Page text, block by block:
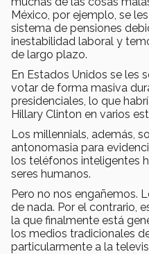
México, por ejemplo, se
sistema de pensiones
inestabilidad laboral y
de largo plazo.
En Estados Unidos se les
votar de forma masiva
presidenciales, lo que
Hillary Clinton en varios
Los millennials, además,
antonomasia para
los teléfonos inteligentes
seres humanos.
Pero no nos engañemos.
de nada. Por el contrario,
la que finalmente está
los medios tradicionales
particularmente a la